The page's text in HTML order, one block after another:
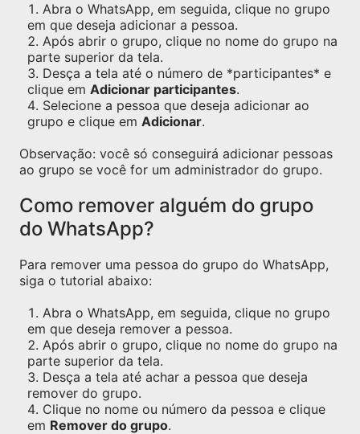
Abra o WhatsApp, em seguida, clique no grupo
em que deseja adicionar a pessoa.
Após abrir o grupo, clique no nome do grupo na
parte superior da tela.
Desça a tela até o número de *participantes* e
clique em Adicionar participantes.
Selecione a pessoa que deseja adicionar ao
grupo e clique em Adicionar.
Observação: você só conseguirá adicionar pessoas
ao grupo se você for um administrador do grupo.
Como remover alguém do grupo
do WhatsApp?
Para remover uma pessoa do grupo do WhatsApp,
siga o tutorial abaixo:
Abra o WhatsApp, em seguida, clique no grupo
em que deseja remover a pessoa.
Após abrir o grupo, clique no nome do grupo na
parte superior da tela.
Desça a tela até achar a pessoa que deseja
remover do grupo.
Clique no nome ou número da pessoa e clique
em Remover do grupo.